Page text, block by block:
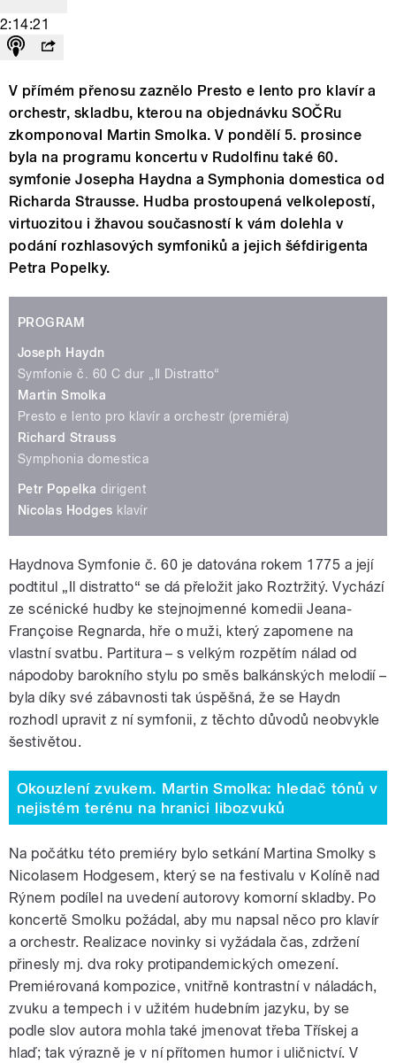
2:14:21
V přímém přenosu zaznělo Presto e lento pro klavír a
orchestr, skladbu, kterou na objednávku SOČRu
zkomponoval Martin Smolka. V pondělí 5. prosince
byla na programu koncertu v Rudolfinu také 60.
symfonie Josepha Haydna a Symphonia domestica od
Richarda Strausse. Hudba prostoupená velkolepostí,
virtuozitou i žhavou současností k vám dolehla v
podání rozhlasových symfoniků a jejich šéfdirigenta
Petra Popelky.
PROGRAM
Joseph Haydn
Symfonie č. 60 C dur „Il Distratto“
Martin Smolka
Presto e lento pro klavír a orchestr (premiéra)
Richard Strauss
Symphonia domestica
Petr Popelka dirigent
Nicolas Hodges klavír
Haydnova Symfonie č. 60 je datována rokem 1775 a její
podtitul „Il distratto“ se dá přeložit jako Roztržitý. Vychází
ze scénické hudby ke stejnojmenné komedii Jeana-
Françoise Regnarda, hře o muži, který zapomene na
vlastní svatbu. Partitura – s velkým rozpětím nálad od
nápodoby barokního stylu po směs balkánských melodií –
byla díky své zábavnosti tak úspěšná, že se Haydn
rozhodl upravit z ní symfonii, z těchto důvodů neobvykle
šestivětou.
Okouzlení zvukem. Martin Smolka: hledač tónů v
nejistém terénu na hranici libozvuků
Na počátku této premiéry bylo setkání Martina Smolky s
Nicolasem Hodgesem, který se na festivalu v Kolíně nad
Rýnem podílel na uvedení autorovy komorní skladby. Po
koncertě Smolku požádal, aby mu napsal něco pro klavír
a orchestr. Realizace novinky si vyžádala čas, zdržení
přinesly mj. dva roky protipandemických omezení.
Premiérovaná kompozice, vnitřně kontrastní v náladách,
zvuku a tempech i v užitém hudebním jazyku, by se
podle slov autora mohla také jmenovat třeba Třískej a
hlaď; tak výrazně je v ní přítomen humor i uličnictví. V